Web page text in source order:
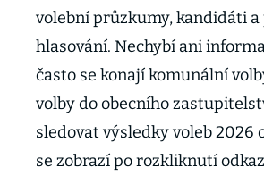
volební průzkumy, kandidáti
hlasování. Nechybí ani
často se konají komunální
volby do obecního
sledovat výsledky voleb 2026
se zobrazí po rozkliknutí